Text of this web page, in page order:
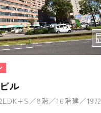
ル
／8階／16階建／1972